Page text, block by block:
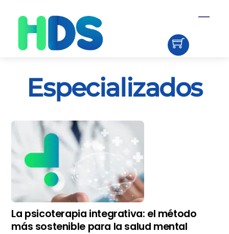
Menu
Especializados
La psicoterapia integrativa: el método
más sostenible para la salud mental